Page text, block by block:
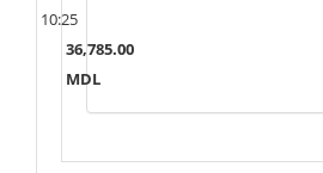
10:25
36,785.00
MDL